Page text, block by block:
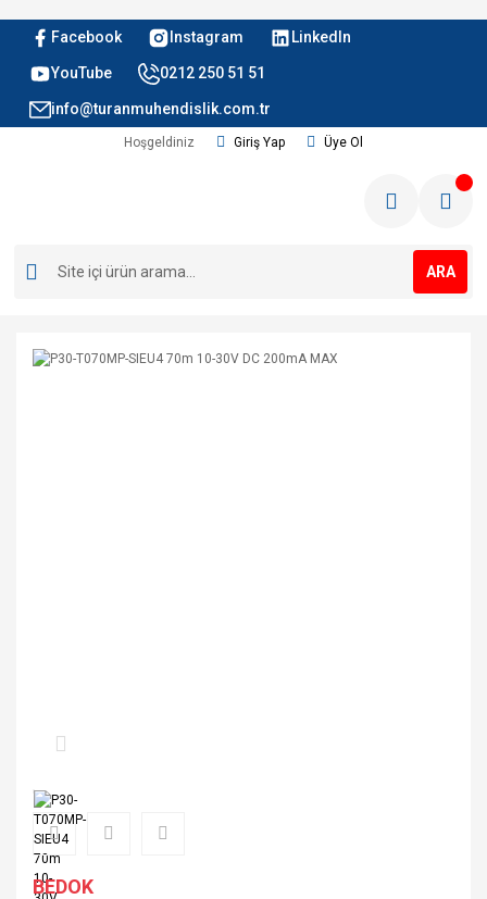
Facebook Instagram LinkedIn
YouTube 0212 250 51 51
info@turanmuhendislik.com.tr
Hoşgeldiniz Giriş Yap Üye Ol
ARA
BEDOK